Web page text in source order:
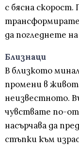
с бясна скорост.
да погледнете
Близнаци
В близкото
промени в
неизвестното.
чувствате по-
насърчава да
стъпки към